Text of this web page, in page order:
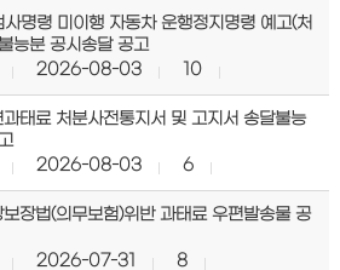
명령 미이행 자동차 운행정지명령 예고(처
능분 공시송달 공고
2026-08-03 10
과태료 처분사전통지서 및 고지서 송달불능
2026-08-03 6
장법(의무보험)위반 과태료 우편발송물 공
2026-07-31 8